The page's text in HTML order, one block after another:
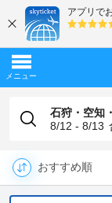
石狩・空知
8/12 - 8/13